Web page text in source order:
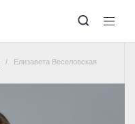
Елизавета Веселовская